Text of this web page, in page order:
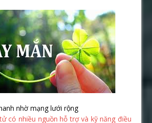
nhờ mạng lưới rộng
có nhiều nguồn hỗ trợ và kỹ năng điều